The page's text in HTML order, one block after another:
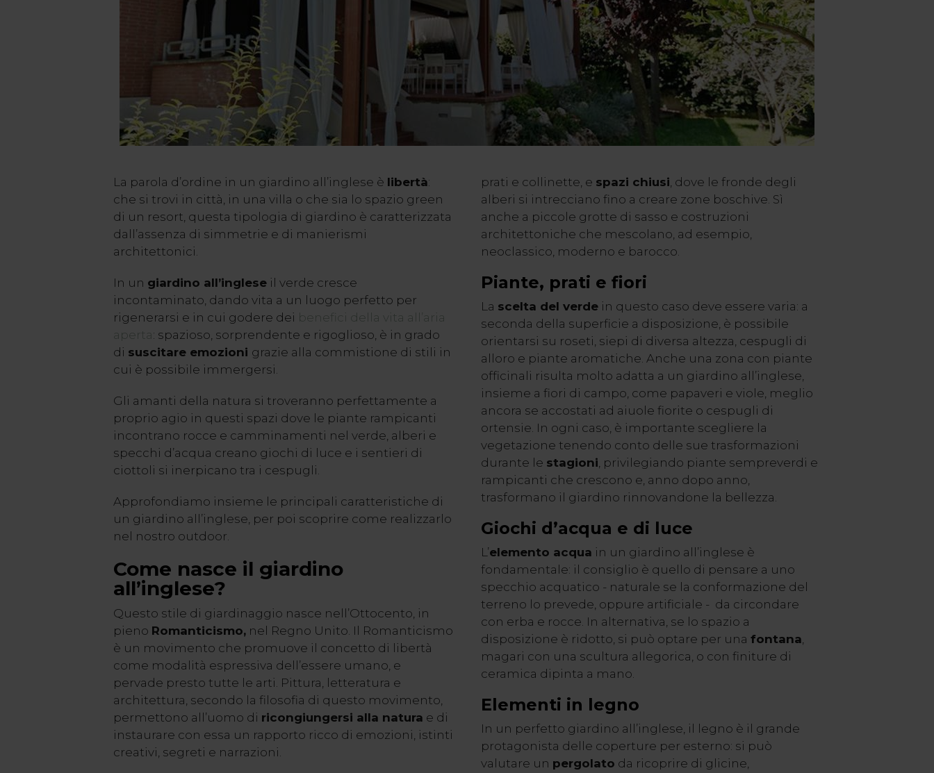
La parola d’ordine in un giardino all’inglese è libertà:
che si trovi in città, in una villa o che sia lo spazio green
di un resort, questa tipologia di giardino è caratterizzata
dall’assenza di simmetrie e di manierismi
architettonici.
In un giardino all’ingleseil verde cresce
incontaminato, dando vita a un luogo perfetto per
rigenerarsi e in cui godere dei benefici della vita all’aria
aperta: spazioso, sorprendente e rigoglioso, è in grado
di suscitare emozioni grazie alla commistione di stili in
cui è possibile immergersi.
Gli amanti della natura si troveranno perfettamente a
proprio agio in questi spazi dove le piante rampicanti
incontrano rocce e camminamenti nel verde, alberi e
specchi d’acqua creano giochi di luce e i sentieri di
ciottoli si inerpicano tra i cespugli.
Approfondiamo insieme le principali caratteristiche di
un giardino all’inglese, per poi scoprire come realizzarlo
nel nostro outdoor.
Come nasce il giardino
all’inglese?
Questo stile di giardinaggio nasce nell’Ottocento, in
pieno Romanticismo,nel Regno Unito. Il Romanticismo
è un movimento che promuove il concetto di libertà
come modalità espressiva dell’essere umano, e
pervade presto tutte le arti. Pittura, letteratura e
architettura, secondo la filosofia di questo movimento,
permettono all’uomo di ricongiungersi alla natura e di
instaurare con essa un rapporto ricco di emozioni, istinti
creativi, segreti e narrazioni.
prati e collinette, e spazi chiusi , dove le fronde degli
alberi si intrecciano fino a creare zone boschive. Sì
anche a piccole grotte di sasso e costruzioni
architettoniche che mescolano, ad esempio,
neoclassico, moderno e barocco.
Piante, prati e fiori
La scelta del verdein questo caso deve essere varia: a
seconda della superficie a disposizione, è possibile
orientarsi su roseti, siepi di diversa altezza, cespugli di
alloro e piante aromatiche. Anche una zona con piante
officinali risulta molto adatta a un giardino all’inglese,
insieme a fiori di campo, come papaveri e viole, meglio
ancora se accostati ad aiuole fiorite o cespugli di
ortensie. In ogni caso, è importante scegliere la
vegetazione tenendo conto delle sue trasformazioni
durante le stagioni , privilegiando piante sempreverdi e
rampicanti che crescono e, anno dopo anno,
trasformano il giardino rinnovandone la bellezza.
Giochi d’acqua e di luce
L’elemento acqua in un giardino all’inglese è
fondamentale: il consiglio è quello di pensare a uno
specchio acquatico - naturale se la conformazione del
terreno lo prevede, oppure artificiale - da circondare
con erba e rocce. In alternativa, se lo spazio a
disposizione è ridotto, si può optare per una fontana
magari con una scultura allegorica, o con finiture di
ceramica dipinta a mano.
Elementi in legno
In un perfetto giardino all’inglese, il legno è il grande
protagonista delle coperture per esterno: si può
valutare un pergolato da ricoprire di glicine,